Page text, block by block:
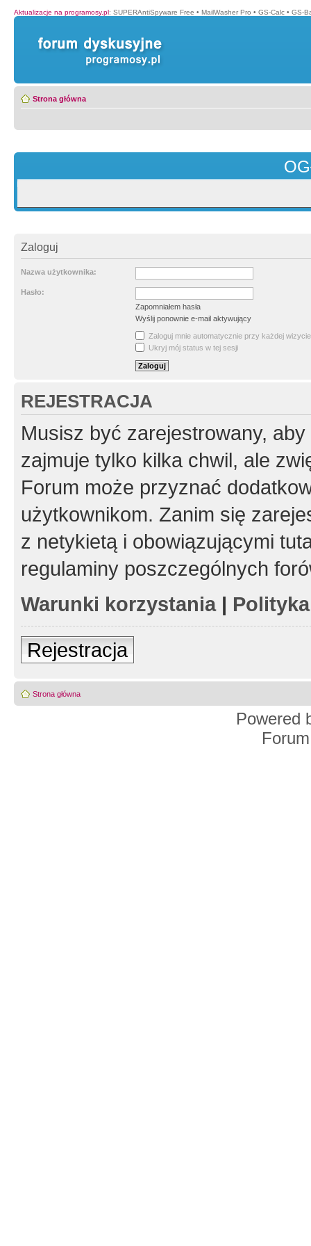
Aktualizacje na programosy.pl: SUPERAntiSpyware Free • MailWasher Pro • GS-Calc • GS-
Strona główna
Zaloguj
Nazwa użytkownika:
Hasło:
Zapomniałem hasła
Wyślij ponownie e-mail aktywujący
Zaloguj mnie automatycznie przy każdej wizycie
Ukryj mój status w tej sesji
REJESTRACJA
Musisz być zarejestrowany,
zajmuje tylko kilka chwil, ale
Forum może przyznać
użytkownikom. Zanim się
z netykietą i obowiązującymi
regulaminy poszczególnych
Warunki korzystania|
Rejestracja
Strona główna
Powered